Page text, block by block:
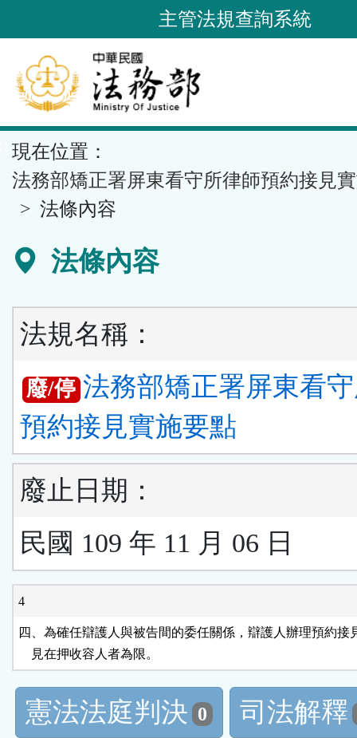
到
要
內
容
區
塊
主管法規查詢系統
現在位置：
法務部矯正署屏東看守所律師預約接見
法條內容
法條內容
法規名稱：
廢/停 法務部矯正署屏東看
預約接見實施要點
廢止日期：
民國 109 年 11 月 06 日
4
四、為確任辯護人與被告間的委任關係，辯護人辦理預約接
    見在押收容人者為限。
憲法法庭判決 0
司法解釋